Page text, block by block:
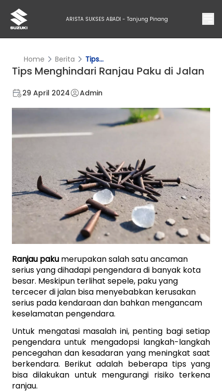
ARISTA SUKSES ABADI - Tanjung Pinang
Home Berita Tips...
Tips Menghindari Ranjau Paku di Jalan
29 April 2024 Admin
Ranjau paku merupakan salah satu ancaman
serius yang dihadapi pengendara di banyak kota
besar. Meskipun terlihat sepele, paku yang
tercecer di jalan bisa menyebabkan kerusakan
serius pada kendaraan dan bahkan mengancam
keselamatan pengendara.
Untuk mengatasi masalah ini, penting bagi setiap
pengendara untuk mengadopsi langkah-langkah
pencegahan dan kesadaran yang meningkat saat
berkendara. Berikut adalah beberapa tips yang
bisa dilakukan untuk mengurangi risiko terkena
ranjau.